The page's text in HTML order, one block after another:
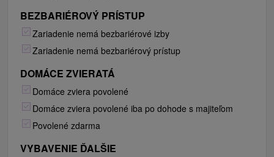
BEZBARIÉROVÝ PRÍSTUP
Zariadenie nemá bezbariérové izby
Zariadenie nemá bezbariérový prístup
DOMÁCE ZVIERATÁ
Domáce zviera povolené
Domáce zviera povolené iba po dohode s majiteľom
Povolené zdarma
VYBAVENIE ĎALŠIE